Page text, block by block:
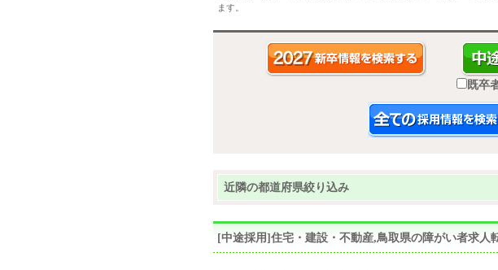
ます。
既卒
近隣の都道府県絞り込み
[中途採用]住宅・建設・不動産,鳥取県の障がい者求人